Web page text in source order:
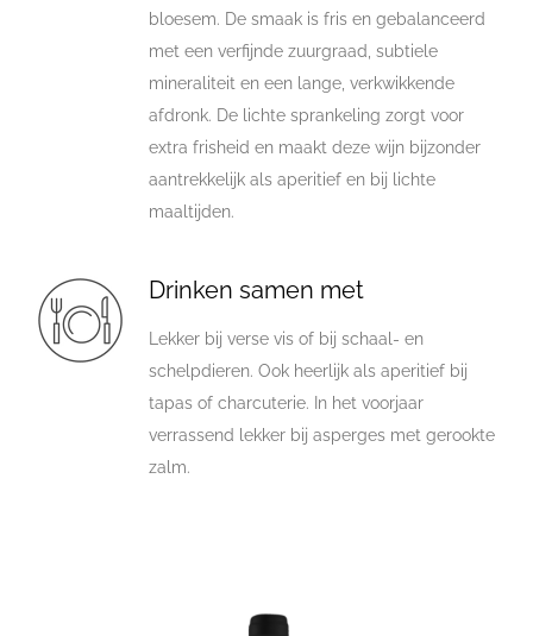
bloesem. De smaak is fris en gebalanceerd
met een verfijnde zuurgraad, subtiele
mineraliteit en een lange, verkwikkende
afdronk. De lichte sprankeling zorgt voor
extra frisheid en maakt deze wijn bijzonder
aantrekkelijk als aperitief en bij lichte
maaltijden.
Drinken samen met
Lekker bij verse vis of bij schaal- en
schelpdieren. Ook heerlijk als aperitief bij
tapas of charcuterie. In het voorjaar
verrassend lekker bij asperges met gerookte
zalm.